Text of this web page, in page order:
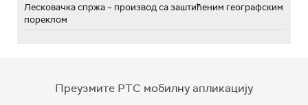
Лесковачка спржа – производ са заштићеним географским
пореклом
Преузмите РТС мобилну апликацију